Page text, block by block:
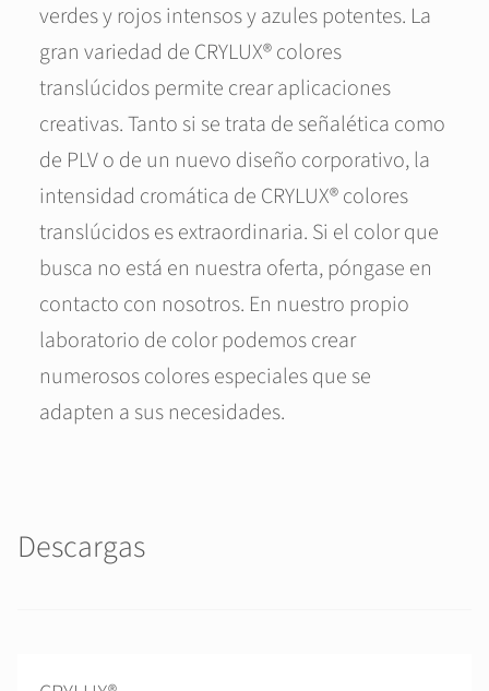
verdes y rojos intensos y azules potentes. La
gran variedad de CRYLUX® colores
translúcidos permite crear aplicaciones
creativas. Tanto si se trata de señalética como
de PLV o de un nuevo diseño corporativo, la
intensidad cromática de CRYLUX® colores
translúcidos es extraordinaria. Si el color que
busca no está en nuestra oferta, póngase en
contacto con nosotros. En nuestro propio
laboratorio de color podemos crear
numerosos colores especiales que se
adapten a sus necesidades.
Descargas